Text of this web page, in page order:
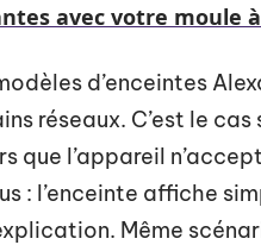
avec votre moule
d’enceintes
réseaux. C’est le
que l’appareil
: l’enceinte affiche
Même